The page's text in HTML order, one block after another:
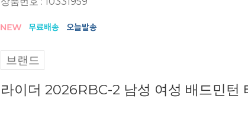
브랜드
라이더 2026RBC-2 남성 여성 배드민턴